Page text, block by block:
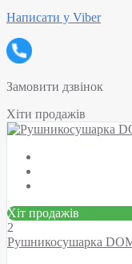
Написати у Viber
Замовити дзвінок
Хіти продажів
Хіт продажів
2
Рушникосушарка